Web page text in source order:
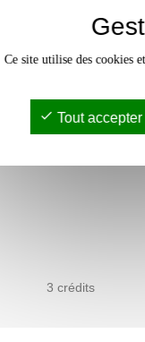
3 crédits
Ce site utilise des cookies
Tout accepter